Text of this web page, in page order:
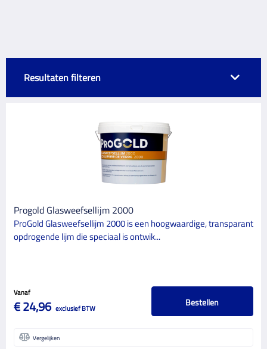
Resultaten filteren
GLANSGRAAD
Progold Glasweefsellijm 2000
ProGold Glasweefsellijm 2000 is een hoogwaardige, transparant
opdrogende lijm die speciaal is ontwik...
Vanaf
€ 24,96 exclusief BTW Bestellen
Vergelijken